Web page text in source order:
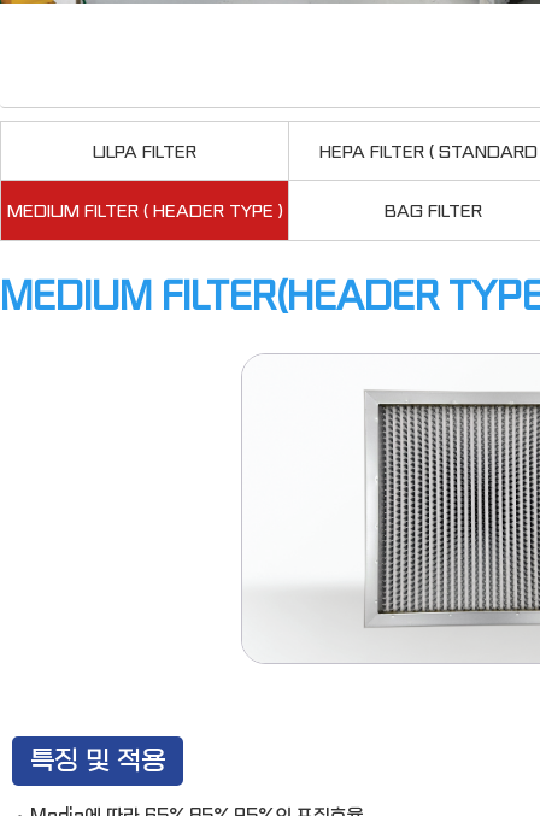
ULPA FILTER HEPA FILTER ( STANDARD
MEDIUM FILTER ( HEADER TYPE ) BAG FILTER
MEDIUM FILTER(HEADER
특징 및 적용